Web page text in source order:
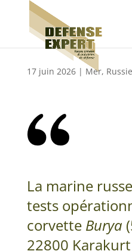
17 juin 2026| Mer, Russie
La marine
tests
corvette Burya
22800